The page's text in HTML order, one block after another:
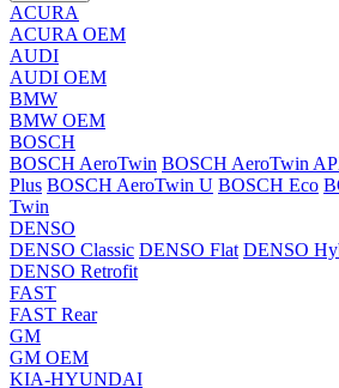
ACURA
ACURA OEM
AUDI
AUDI OEM
BMW
BMW OEM
BOSCH
BOSCH AeroTwin BOSCH AeroTwin
Plus BOSCH AeroTwin U BOSCH Eco
Twin
DENSO
DENSO Classic DENSO Flat DENSO
DENSO Retrofit
FAST
FAST Rear
GM
GM OEM
KIA-HYUNDAI